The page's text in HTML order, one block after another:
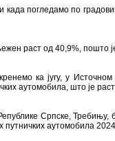
када погледамо по
раст од 40,9%, пошто
ка југу, у
аутомобила, што је
Српске,
путничких аутомобила